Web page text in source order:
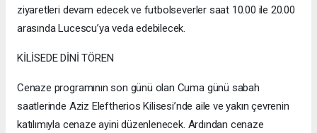
ziyaretleri devam edecek ve futbolseverler saat 10.00 ile 20.00
arasında Lucescu’ya veda edebilecek.
KİLİSEDE DİNİ TÖREN
Cenaze programının son günü olan Cuma günü sabah
saatlerinde Aziz Eleftherios Kilisesi’nde aile ve yakın çevrenin
katılımıyla cenaze ayini düzenlenecek. Ardından cenaze